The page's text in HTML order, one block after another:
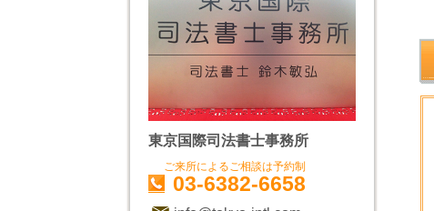
東京国際司法書士事務所
ご来所によるご相談は予約制
03-6382-6658